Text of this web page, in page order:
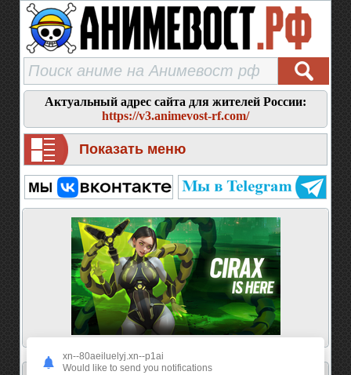
Актуальный адрес сайта для жителей России:
https://v3.animevost-rf.com/
Показать меню
xn--80aeiluelyj.xn--p1ai
Would like to send you notifications